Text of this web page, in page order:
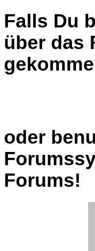
Falls Du
über das
oder
Forums!